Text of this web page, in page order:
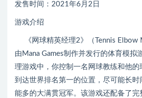
发售时间：2021年6月2日
游戏介绍
《网球精英经理2》（Tennis Elbow
由Mana Games制作并发行的体育模拟
理游戏中，你控制一名网球教练和他的
到达世界排名第一的位置，尽可能长时
能多的大满贯冠军。该游戏还配备了完